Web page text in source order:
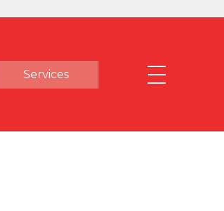
Services